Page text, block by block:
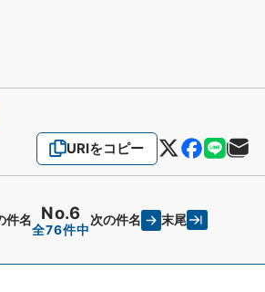
URIをコピー
件名 No.6
全76件中
次の件名 末尾